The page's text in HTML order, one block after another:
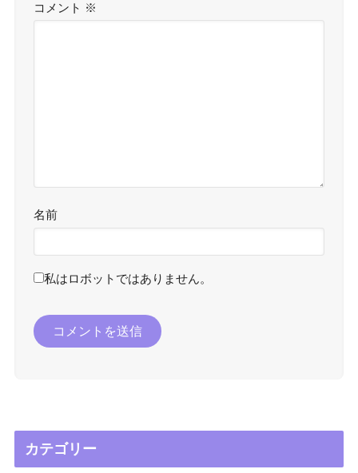
コメント ※
名前
私はロボットではありません。
カテゴリー